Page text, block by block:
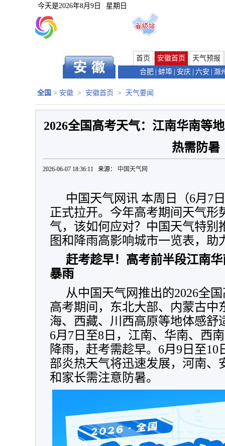
今天是2026年8月9日 星期日
首页 安徽首页
天气预报
合肥 蚌埠 安庆 六安 滁
全国 > 安徽 > 安徽首页 > 天气要闻
2026全国高考天气：江南华南等
热需防暑
2026-06-07 18:36:11 来源： 中国天气网
中国天气网讯 本周日（6月7
正式拉开。今年高考期间天气形
气，该如何应对？中国天气特别
图和降雨高影响城市一览表，助
赶考趁早！ 高考前半段江南
暴雨
从中国天气网推出的2026全
高考期间，东北大部、内蒙古中
海、西藏、川西高原等地体感舒
6月7日至8日，江南、华南、西
降雨，赶考需趁早。6月9日至
部炎热天气将迅速发展，河南、
和家长需注意防暑。